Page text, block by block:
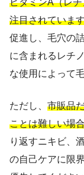
注目されていま
促進し、毛穴の
に含まれるレチ
な使用によって
ただし、 市販品
ことは難しい場
り返すニキビ、
の自己ケアに限